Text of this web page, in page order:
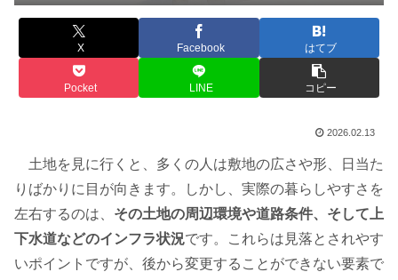
X Facebook はてブ
Pocket LINE コピー
2026.02.13
土地を見に行くと、多くの人は敷地の広さや形、日当た
りばかりに目が向きます。しかし、実際の暮らしやすさを
左右するのは、 その土地の周辺環境や道路条件、そして上
下水道などのインフラ状況です。これらは見落とされやす
いポイントですが、後から変更することができない要素で